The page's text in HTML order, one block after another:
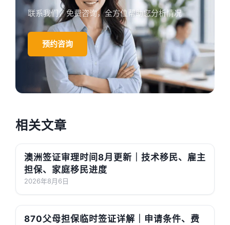
联系我们，免费咨询，全方位帮助您分析情况
预约咨询
相关文章
澳洲签证审理时间8月更新｜技术移民、雇主
担保、家庭移民进度
2026年8月6日
870父母担保临时签证详解｜申请条件、费